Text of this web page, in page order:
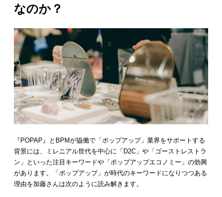
なのか？
『POPAP』とBPMが協働で「ポップアップ」業界をサポートする
背景には、ミレニアル世代を中心に「D2C」や「ゴーストレストラ
ン」といった注目キーワードや「ポップアップエコノミー」の勃興
があります。「ポップアップ」が時代のキーワードになりつつある
理由を加藤さんは次のように読み解きます。